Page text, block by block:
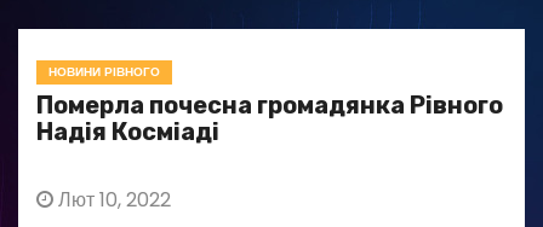
НОВИНИ РІВНОГО
Померла почесна громадянка Рівного
Надія Косміаді
Лют 10, 2022